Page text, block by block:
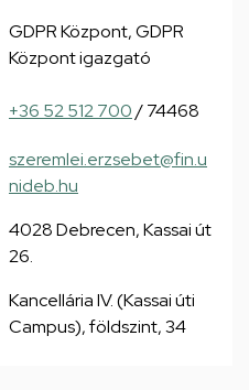
GDPR Központ, GDPR
Központ igazgató
+36 52 512 700/ 74468
szeremlei.erzsebet@fin.u
nideb.hu
4028 Debrecen, Kassai út
26.
Kancellária IV. (Kassai úti
Campus), földszint, 34